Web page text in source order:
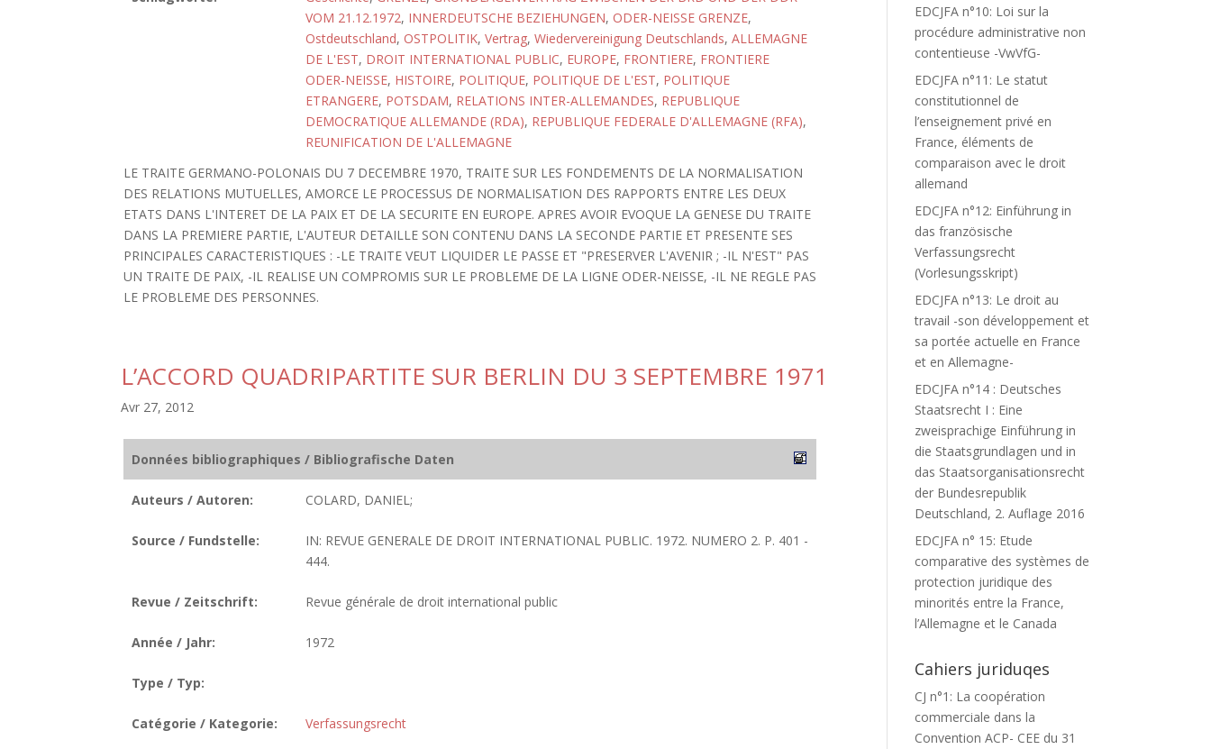
VOM 21.12.1972, INNERDEUTSCHE BEZIEHUNGEN, ODER-NEISSE GRENZE,
Ostdeutschland, OSTPOLITIK, Vertrag, Wiedervereinigung Deutschlands, ALLEMAGNE
DE L'EST, DROIT INTERNATIONAL PUBLIC, EUROPE, FRONTIERE, FRONTIERE
ODER-NEISSE, HISTOIRE, POLITIQUE, POLITIQUE DE L'EST, POLITIQUE
ETRANGERE, POTSDAM, RELATIONS INTER-ALLEMANDES, REPUBLIQUE
DEMOCRATIQUE ALLEMANDE (RDA), REPUBLIQUE FEDERALE D'ALLEMAGNE (RFA),
REUNIFICATION DE L'ALLEMAGNE
LE TRAITE GERMANO-POLONAIS DU 7 DECEMBRE 1970, TRAITE SUR LES FONDEMENTS DE LA NORMALISATION
DES RELATIONS MUTUELLES, AMORCE LE PROCESSUS DE NORMALISATION DES RAPPORTS ENTRE LES DEUX
ETATS DANS L'INTERET DE LA PAIX ET DE LA SECURITE EN EUROPE. APRES AVOIR EVOQUE LA GENESE DU TRAITE
DANS LA PREMIERE PARTIE, L'AUTEUR DETAILLE SON CONTENU DANS LA SECONDE PARTIE ET PRESENTE SES
PRINCIPALES CARACTERISTIQUES : -LE TRAITE VEUT LIQUIDER LE PASSE ET "PRESERVER L'AVENIR ; -IL N'EST" PAS
UN TRAITE DE PAIX, -IL REALISE UN COMPROMIS SUR LE PROBLEME DE LA LIGNE ODER-NEISSE, -IL NE REGLE PAS
LE PROBLEME DES PERSONNES.
L’ACCORD QUADRIPARTITE SUR BERLIN DU 3 SEPTEMBRE 1971
Avr 27, 2012
Données bibliographiques / Bibliografische Daten
Auteurs / Autoren: COLARD, DANIEL;
Source / Fundstelle:
IN: REVUE GENERALE DE DROIT INTERNATIONAL PUBLIC. 1972. NUMERO 2. P. 401 -
444.
Revue / Zeitschrift: Revue générale de droit international public
Année / Jahr: 1972
Type / Typ:
Catégorie / Kategorie: Verfassungsrecht
EDCJFA n°10: Loi sur la
procédure administrative non
contentieuse -VwVfG-
EDCJFA n°11: Le statut
constitutionnel de
l’enseignement privé en
France, éléments de
comparaison avec le droit
allemand
EDCJFA n°12: Einführung in
das französische
Verfassungsrecht
(Vorlesungsskript)
EDCJFA n°13: Le droit au
travail -son développement et
sa portée actuelle en France
et en Allemagne-
EDCJFA n°14 : Deutsches
Staatsrecht I : Eine
zweisprachige Einführung in
die Staatsgrundlagen und in
das Staatsorganisationsrecht
der Bundesrepublik
Deutschland, 2. Auflage 2016
EDCJFA n° 15: Etude
comparative des systèmes de
protection juridique des
minorités entre la France,
l’Allemagne et le Canada
Cahiers juriduqes
CJ n°1: La coopération
commerciale dans la
Convention ACP- CEE du 31